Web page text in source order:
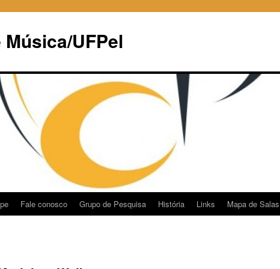
UFPel
Fale conosco Grupo de Pesquisa História Links Mapa de Salas